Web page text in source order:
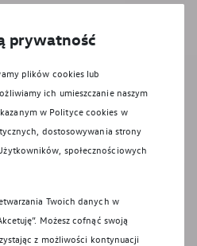
prywatność
plików cookies lub
ich umieszczanie naszym
w Polityce cookies w
dostosowywania strony
społecznościowych
Twoich danych w
Możesz cofnąć swoją
z możliwości kontynuacji